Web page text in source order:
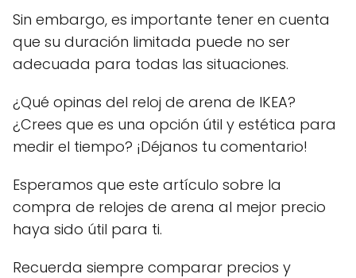
Sin embargo, es importante tener en cuenta
que su duración limitada puede no ser
adecuada para todas las situaciones.
¿Qué opinas del reloj de arena de IKEA?
¿Crees que es una opción útil y estética para
medir el tiempo? ¡Déjanos tu comentario!
Esperamos que este artículo sobre la
compra de relojes de arena al mejor precio
haya sido útil para ti.
Recuerda siempre comparar precios y